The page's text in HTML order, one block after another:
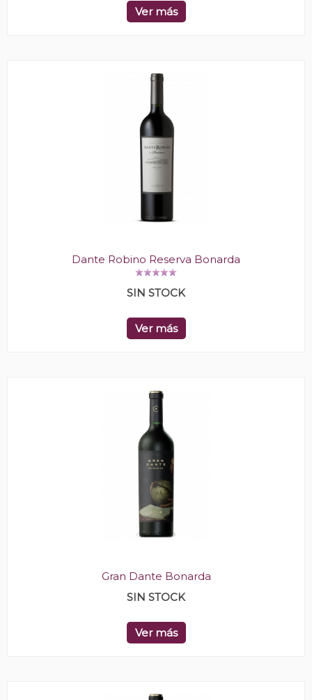
Ver más
Dante Robino Reserva Bonarda
SIN STOCK
Ver más
Gran Dante Bonarda
SIN STOCK
Ver más